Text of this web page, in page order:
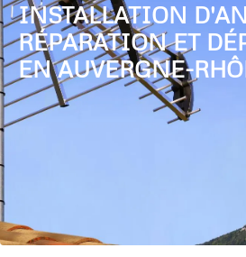
INSTALLATION
RÉPARATION ET
EN AUVERGNE-